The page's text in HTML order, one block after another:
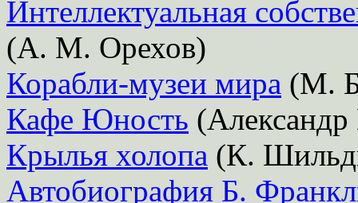
Интеллектуальная
(А. М. Орехов)
Корабли-музеи мира (М.
Кафе Юность (Александр
Крылья холопа (К.
Автобиография Б.